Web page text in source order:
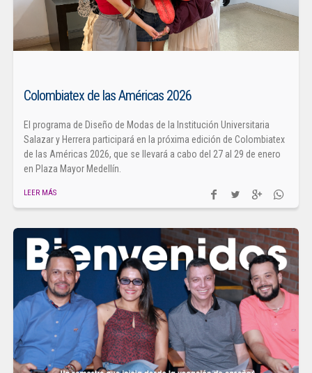
Colombiatex de las Américas 2026
El programa de Diseño de Modas de la Institución Universitaria
Salazar y Herrera participará en la próxima edición de Colombiatex
de las Américas 2026, que se llevará a cabo del 27 al 29 de enero
en Plaza Mayor Medellín.
LEER MÁS